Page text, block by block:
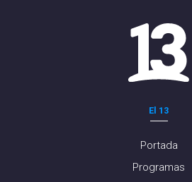
El 13
Portada
Programas